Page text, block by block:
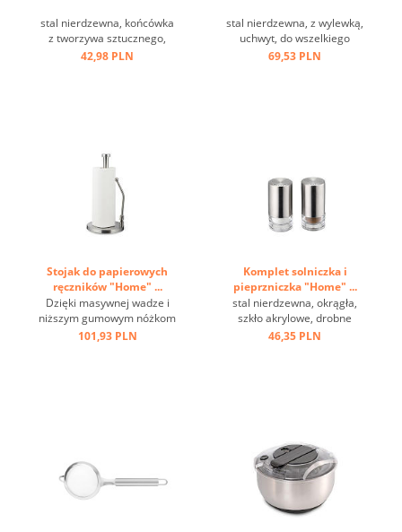
stal nierdzewna, końcówka
z tworzywa sztucznego,
czarna, stal nierdzewna,
42,98 PLN
stal nierdzewna, z wylewką,
uchwyt, do wszelkiego
rodzaju kuchenek ...
69,53 PLN
Stojak do papierowych
ręczników "Home" ...
Dzięki masywnej wadze i
niższym gumowym nóżkom
jest antypoślizgowy i
101,93 PLN
Komplet solniczka i
pieprzniczka "Home" ...
stal nierdzewna, okrągła,
szkło akrylowe, drobne
dziurki ...
46,35 PLN